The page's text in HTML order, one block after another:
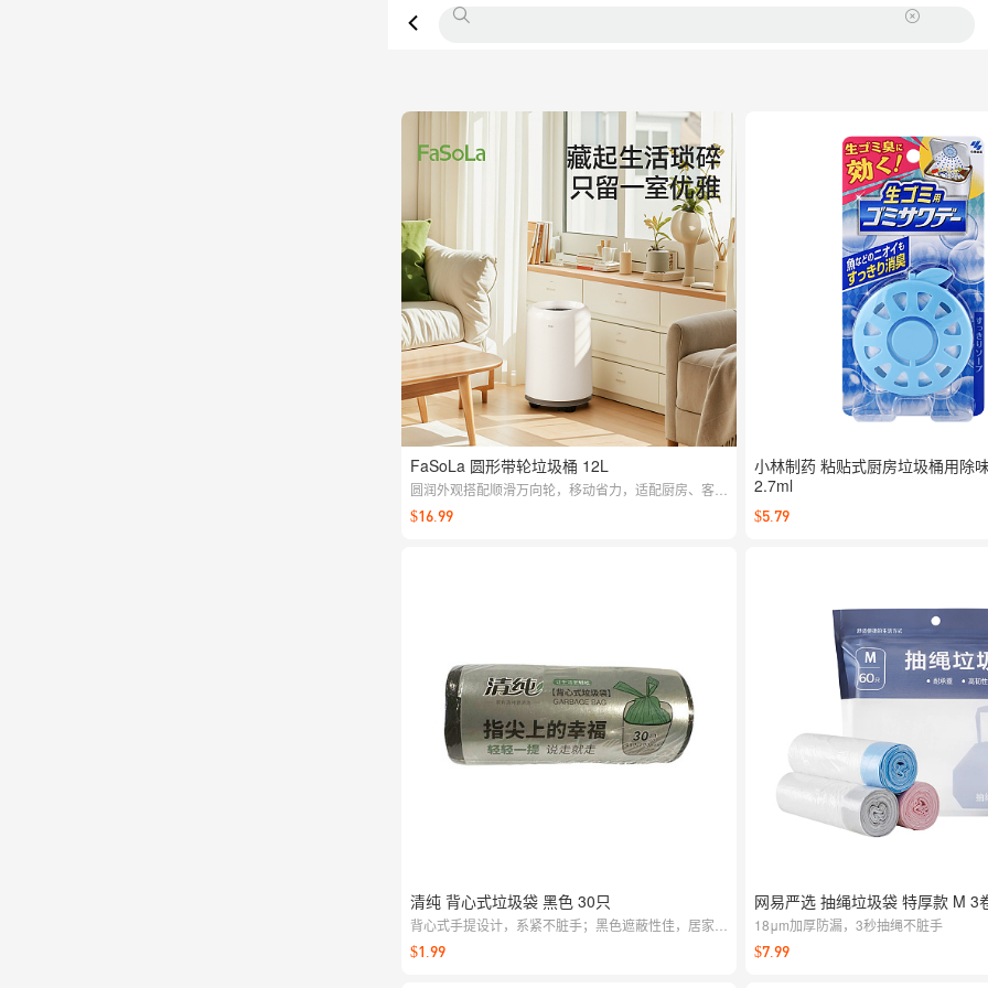
FaSoLa 圆形带轮垃圾桶 12L
圆润外观搭配顺滑万向轮，移动省力，适配厨房、客
厅、办公等多场景，轻松保持空间清爽。
$16.99
清纯 背心式垃圾袋 黑色 30只
背心式手提设计，系紧不脏手；黑色遮蔽性佳，居家、
办公室都实用。结实耐用，装满也安心省心。
$1.99
小林制药 粘贴式厨房垃圾桶用除
2.7ml
$5.79
网易严选 抽绳垃圾袋 特厚款 M 3
18μm加厚防漏，3秒抽绳不脏手
$7.99